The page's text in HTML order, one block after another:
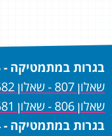
בגרות במתמטיקה - 5 יחידות
שאלון 807 - שאלון 582
שאלון 806 - שאלון 581
בגרות במתמטיקה - 4 יחידות